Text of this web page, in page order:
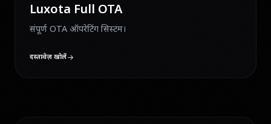
Luxota Full OTA
संपूर्ण OTA ऑपरेटिंग सिस्टम।
दस्तावेज़ खोलें